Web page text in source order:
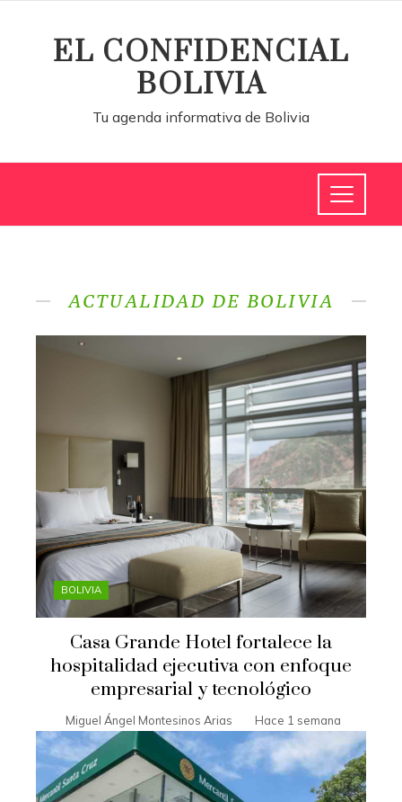
EL CONFIDENCIAL
BOLIVIA
Tu agenda informativa de Bolivia
ACTUALIDAD DE BOLIVIA
BOLIVIA
Casa Grande Hotel fortalece la
hospitalidad ejecutiva con enfoque
empresarial y tecnológico
Miguel Ángel Montesinos Arias Hace 1 semana